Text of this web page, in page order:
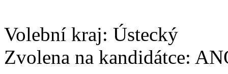
Volební kraj: Ústecký
Zvolena na kandidátce: